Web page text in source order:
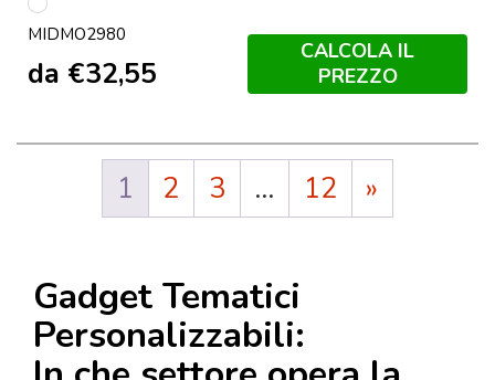
Bianco
MIDMO2980
da €32,55
CALCOLA IL
PREZZO
1 2 3 … 12 »
Gadget Tematici
Personalizzabili: